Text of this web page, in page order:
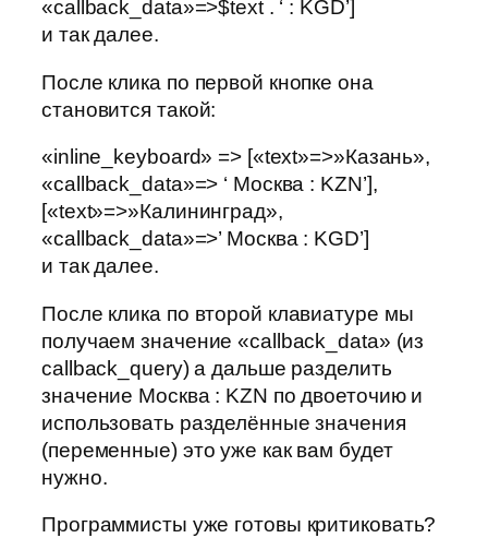
«callback_data»=>$text . ‘ : KGD’]
и так далее.
После клика по первой кнопке она
становится такой:
«inline_keyboard» => [«text»=>»Казань»,
«callback_data»=> ‘ Москва : KZN’],
[«text»=>»Калининград»,
«callback_data»=>’ Москва : KGD’]
и так далее.
После клика по второй клавиатуре мы
получаем значение «callback_data» (из
callback_query) а дальше разделить
значение Москва : KZN по двоеточию и
использовать разделённые значения
(переменные) это уже как вам будет
нужно.
Программисты уже готовы критиковать?